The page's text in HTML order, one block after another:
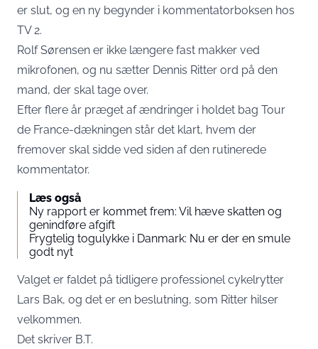
er slut, og en ny begynder i kommentatorboksen hos
TV 2.
Rolf Sørensen er ikke længere fast makker ved
mikrofonen, og nu sætter Dennis Ritter ord på den
mand, der skal tage over.
Efter flere år præget af ændringer i holdet bag Tour
de France-dækningen står det klart, hvem der
fremover skal sidde ved siden af den rutinerede
kommentator.
Læs også
Ny rapport er kommet frem: Vil hæve skatten og
genindføre afgift
Frygtelig togulykke i Danmark: Nu er der en smule
godt nyt
Valget er faldet på tidligere professionel cykelrytter
Lars Bak, og det er en beslutning, som Ritter hilser
velkommen.
Det skriver B.T.